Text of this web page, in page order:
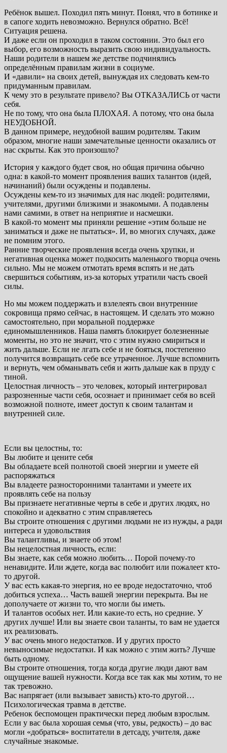
Ребёнок вышел. Походил пять минут. Понял, что в ботинке и
в сапоге ходить невозможно. Вернулся обратно. Всё!
Ситуация решена.
И даже если он проходил в таком состоянии. Это был его
выбор, его возможность выразить свою индивидуальность.
Наши родители в нашем же детстве подчинялись
определённым правилам жизни в социуме.
И «давили» на своих детей, вынуждая их следовать кем-то
придуманным правилам.
К чему это в результате привело? Вы ОТКАЗАЛИСЬ от части
себя.
Не по тому, что она была ПЛОХАЯ. А потому, что она была
НЕУДОБНОЙ.
В данном примере, неудобной вашим родителям. Таким
образом, многие наши замечательные ценности оказались от
нас скрыты. Как это произошло?
История у каждого будет своя, но общая причина обычно
одна: в какой-то момент проявления ваших талантов (идей,
начинаний) были осуждены и подавлены.
Осуждены кем-то из значимых для нас людей: родителями,
учителями, другими близкими и знакомыми. А подавлены
нами самими, в ответ на неприятие и насмешки.
В какой-то момент мы приняли решение «этим больше не
заниматься и даже не пытаться». И, во многих случаях, даже
не помним этого.
Ранние творческие проявления всегда очень хрупки, и
негативная оценка может подкосить маленького творца очень
сильно. Мы не можем отмотать время вспять и не дать
свершиться событиям, из-за которых утратили часть своей
силы.
Но мы можем поддержать и взлелеять свои внутренние
сокровища прямо сейчас, в настоящем. И сделать это можно
самостоятельно, при моральной поддержке
единомышленников. Наша память блокирует болезненные
моменты, но это не значит, что с этим нужно смириться и
жить дальше. Если не лгать себе и не бояться, постепенно
получится возвращать себе все утраченное. Лучше вспомнить
и вернуть, чем обманывать себя и жить дальше как в пруду с
тиной.
Целостная личность – это человек, который интегрировал
разрозненные части себя, осознает и принимает себя во всей
возможной полноте, имеет доступ к своим талантам и
внутренней силе.
Если вы целостны, то:
Вы любите и цените себя
Вы обладаете всей полнотой своей энергии и умеете ей
распоряжаться
Вы владеете разносторонними талантами и умеете их
проявлять себе на пользу
Вы признаете негативные черты в себе и других людях, но
спокойно и адекватно с этим справляетесь
Вы строите отношения с другими людьми не из нужды, а ради
интереса и удовольствия
Вы талантливы, и знаете об этом!
Вы нецелостная личность, если:
Вы знаете, как себя можно любить… Порой почему-то
ненавидите. Или ждете, когда вас полюбит или пожалеет кто-
то другой.
У вас есть какая-то энергия, но ее вроде недостаточно, чтоб
добиться успеха… Часть вашей энергии перекрыта. Вы не
дополучаете от жизни то, что могли бы иметь.
И талантов особых нет. Или какие-то есть, но средние. У
других лучше! Или вы знаете свои таланты, то вам не удается
их реализовать.
У вас очень много недостатков. И у других просто
невыносимые недостатки. И как можно с этим жить? Лучше
быть одному.
Вы строите отношения, тогда когда другие люди дают вам
ощущение вашей нужности. Когда все так как мы хотим, то не
так тревожно.
Вас напрягает (или вызывает зависть) кто-то другой…
Психологическая травма в детстве.
Ребенок беспомощен практически перед любым взрослым.
Если у вас была хорошая семья (что, увы, редкость) – до вас
могли «добраться» воспитатели в детсаду, учителя, даже
случайные знакомые.